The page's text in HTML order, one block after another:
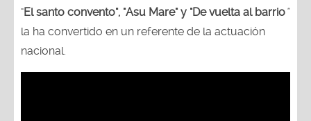
"El santo convento", "Asu Mare" y "De vuelta al barrio"
la ha convertido en un referente de la actuación
nacional.